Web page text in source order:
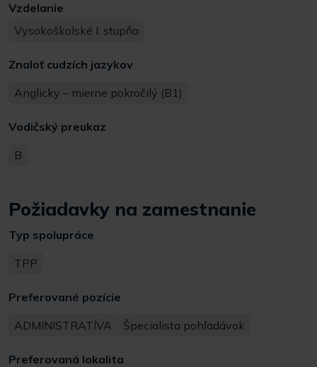
Vzdelanie
Vysokoškolské I. stupňa
Znaloť cudzích jazykov
Anglicky – mierne pokročilý (B1)
Vodičský preukaz
B
Požiadavky na zamestnanie
Typ spolupráce
TPP
Preferované pozície
ADMINISTRATÍVA
Špecialista pohľadávok
Preferovaná lokalita